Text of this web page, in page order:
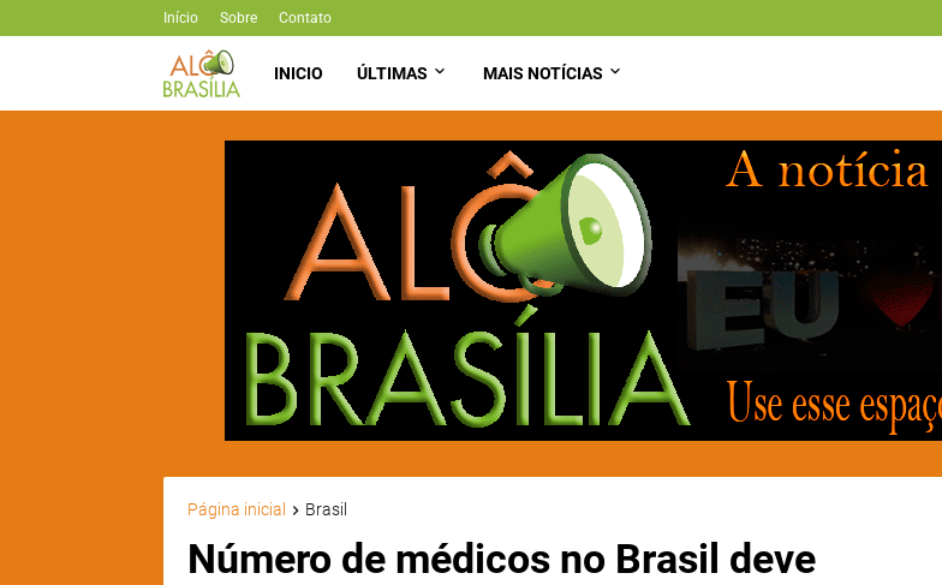
Início Sobre Contato
INICIO ÚLTIMAS MAIS NOTÍCIAS
Página inicial Brasil
Número de médicos no Brasil deve